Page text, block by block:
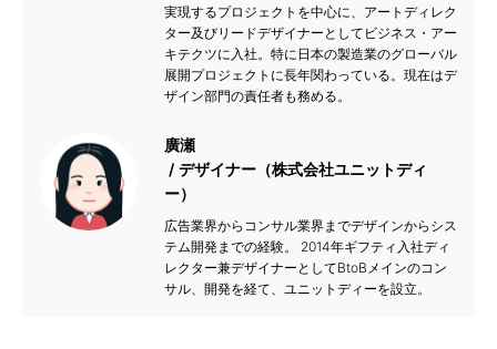
実現するプロジェクトを中心に、アートディレク
ター及びリードデザイナーとしてビジネス・アー
キテクツに入社。特に日本の製造業のグローバル
展開プロジェクトに長年関わっている。現在はデ
ザイン部門の責任者も務める。
廣瀬
デザイナー（株式会社ユニットディ
ー）
広告業界からコンサル業界までデザインからシス
テム開発までの経験。 2014年ギフティ入社ディ
レクター兼デザイナーとしてBtoBメインのコン
サル、開発を経て、ユニットディーを設立。